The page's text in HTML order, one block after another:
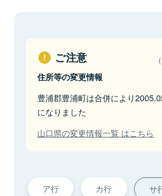
ご注意
住所等の変更情報
豊浦郡豊浦町は合併により
になりました
山口県の変更情報一覧 はこちら
ア行 カ行 サ